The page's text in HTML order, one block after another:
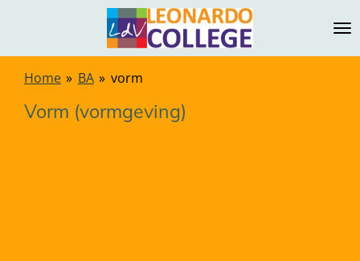
naar
Home » BA » vorm
Vorm (vormgeving)